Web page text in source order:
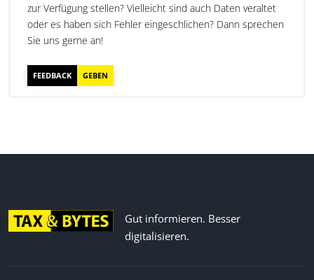
zur Verfügung stellen? Vielleicht sind auch Daten veraltet
oder es haben sich Fehler eingeschlichen? Dann sprechen
Sie uns gerne an!
FEEDBACK GEBEN
Gut informieren. Besser
digitalisieren.